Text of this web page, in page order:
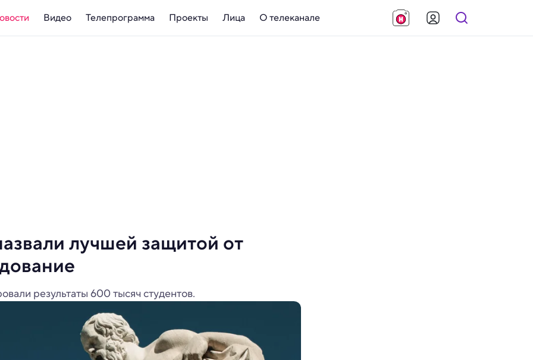
Видео Телепрограмма Проекты Лица О телеканале
лучшей защитой от
результаты 600 тысяч студентов.